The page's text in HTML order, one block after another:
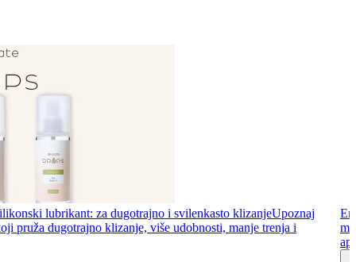
lubrikant: za dugotrajno i svilenkasto klizanjeUpoznaj
pruža dugotrajno klizanje, više udobnosti, manje trenja i